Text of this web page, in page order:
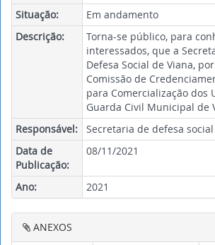
Situação:
Em andamento
Descrição:
Torna-se público, para
interessados, que a
Defesa Social de Viana,
Comissão de
para Comercialização dos
Guarda Civil Municipal de
Responsável:
Secretaria de defesa social
Data de
Publicação:
08/11/2021
Ano: 2021
ANEXOS